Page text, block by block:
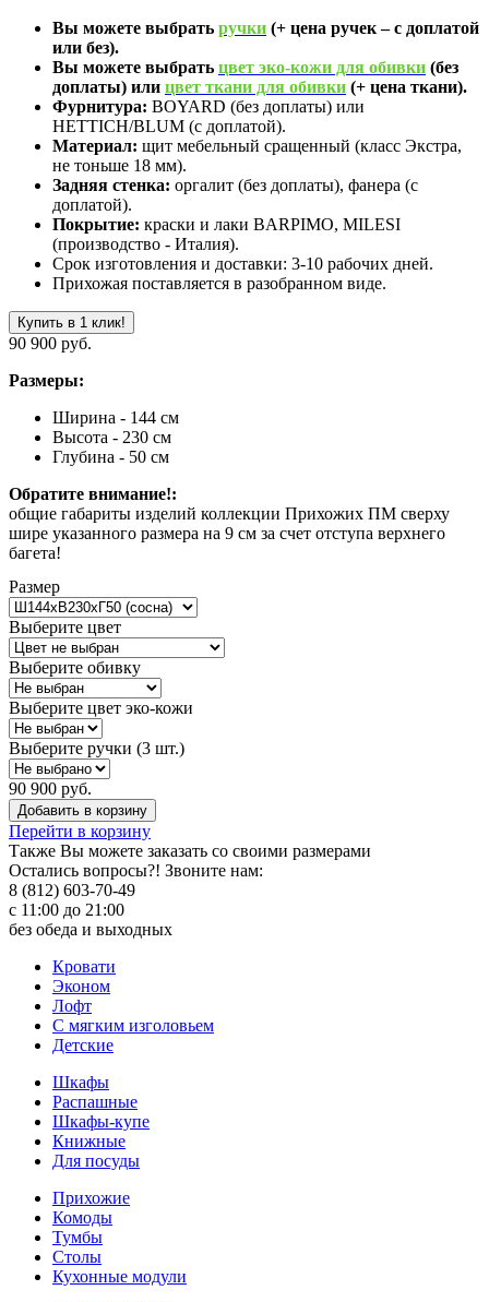
Вы можете выбрать ручки (+ цена ручек – с доплатой
или без).
Вы можете выбрать цвет эко-кожи для обивки (без
доплаты) или цвет ткани для обивки (+ цена ткани).
Фурнитура: BOYARD (без доплаты) или
HETTICH/BLUM (с доплатой).
Материал: щит мебельный сращенный (класс Экстра,
не тоньше 18 мм).
Задняя стенка: оргалит (без доплаты), фанера (с
доплатой).
Покрытие: краски и лаки BARPIMO, MILESI
(производство - Италия).
Срок изготовления и доставки: 3-10 рабочих дней.
Прихожая поставляется в разобранном виде.
Купить в 1 клик!
90 900 руб.
Размеры:
Ширина - 144 см
Высота - 230 см
Глубина - 50 см
Обратите внимание!:
общие габариты изделий коллекции Прихожих ПМ сверху
шире указанного размера на 9 см за счет отступа верхнего
багета!
Размер
Выберите цвет
Выберите обивку
Выберите цвет эко-кожи
Выберите ручки (3 шт.)
90 900 руб.
Добавить в корзину
Перейти в корзину
Также Вы можете заказать со своими размерами
Остались вопросы?! Звоните нам:
8 (812) 603-70-49
с 11:00 до 21:00
без обеда и выходных
Кровати
Эконом
Лофт
С мягким изголовьем
Детские
Шкафы
Распашные
Шкафы-купе
Книжные
Для посуды
Прихожие
Комоды
Тумбы
Столы
Кухонные модули